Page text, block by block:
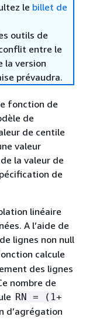
le billet de
outils de
entre le
la version
prévaudra.
fonction de
de
de centile
valeur
la valeur de
de
linéaire
A l’aide de
lignes non null
calcule
des lignes
nombre de
RN = (1+
d’agrégation